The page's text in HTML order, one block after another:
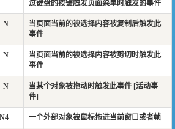
过键盘的按键触发页面菜单时触发的事件
N
当页面当前的被选择内容被复制后触发此
事件
N
当页面当前的被选择内容被剪切时触发此
事件
N
当某个对象被拖动时触发此事件 [活动事
件]
一个外部对象被鼠标拖进当前窗口或者帧